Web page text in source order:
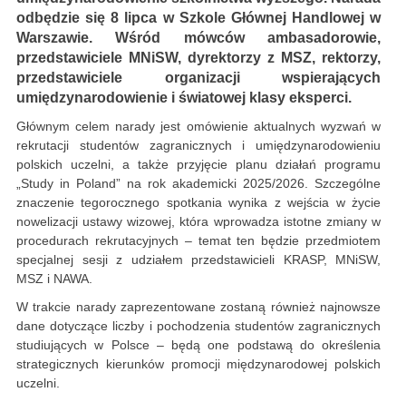
odbędzie się 8 lipca w Szkole Głównej Handlowej w
Warszawie. Wśród mówców ambasadorowie,
przedstawiciele MNiSW, dyrektorzy z MSZ, rektorzy,
przedstawiciele organizacji wspierających
umiędzynarodowienie i światowej klasy eksperci.
Głównym celem narady jest omówienie aktualnych wyzwań w
rekrutacji studentów zagranicznych i umiędzynarodowieniu
polskich uczelni, a także przyjęcie planu działań programu
„Study in Poland” na rok akademicki 2025/2026. Szczególne
znaczenie tegorocznego spotkania wynika z wejścia w życie
nowelizacji ustawy wizowej, która wprowadza istotne zmiany w
procedurach rekrutacyjnych – temat ten będzie przedmiotem
specjalnej sesji z udziałem przedstawicieli KRASP, MNiSW,
MSZ i NAWA.
W trakcie narady zaprezentowane zostaną również najnowsze
dane dotyczące liczby i pochodzenia studentów zagranicznych
studiujących w Polsce – będą one podstawą do określenia
strategicznych kierunków promocji międzynarodowej polskich
uczelni.